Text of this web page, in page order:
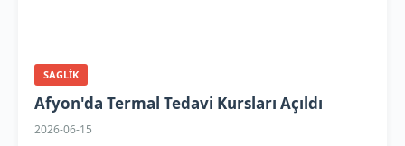
SAGLIK
Afyon'da Termal Tedavi Kursları Açıldı
2026-06-15